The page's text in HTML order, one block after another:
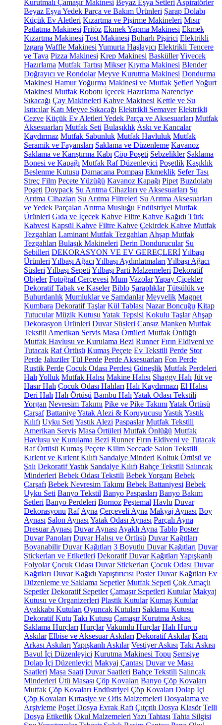
Kurutmalı Çamaşır Makinesi Beyaz Eşya Setleri Aspiratörler
Beyaz Eşya Yedek Parça ve Bakım Ürünleri Şarap Dolabı
Küçük Ev Aletleri Kızartma ve Pişirme Makineleri Mısır
Patlatma Makinesi Fritöz Ekmek Yapma Makinesi Ekmek
Kızartma Makinesi Tost Makinesi Buharlı Pişirici Elektrikli
Izgara Waffle Makinesi Yumurta Haşlayıcı Elektrikli Tencere
ve Tava Pizza Makinesi Krep Makinesi BasküllerYiyecek
Hazırlama Mutfak Tartısı Mikser Kıyma Makinesi Blender
Doğrayıcı ve Rondolar Meyve Kurutma Makinesi Dondurma
Makinesi Hamur Yoğurma Makinesi ve Mutfak Şefleri Yoğurt
Makinesi Mutfak Robotu İçecek Hazırlama Narenciye
Sıkacağı Çay Makineleri Kahve Makinesi Kettle ve Su
Isıtıcılar Katı Meyve Sıkacağı Elektrikli Semaver Elektrikli
Cezve Küçük Ev Aletleri Yedek Parça ve Aksesuarları Mutfak
Aksesuarları Mutfak Seti Bulaşıklık Askı ve Kancalar
Kaydırmaz Mutfak Sabunluk Mutfak Havluluk Mutfak
Seramik ve Fayansları Saklama ve Düzenleme Kavanoz
Saklama ve Karıştırma Kabı Çöp Poşeti Sebzelikler Saklama
Bonesi ve Kapağı Mutfak Raf Düzenleyici Poşetlik Kaşıklık
Beslenme Kutusu Damacana Pompası Ekmeklik Sefer Tası
Streç Film Peçete Yüzüğü Kavanoz Kapağı Pipet Buzdolabı
Poşeti Doypack Su Arıtma Cihazları ve Aksesuarları Su
Arıtma Cihazları Su Arıtma Filtreleri Su Arıtma Aksesuarları
ve Yedek Parçaları Arıtma Musluğu Endüstriyel Mutfak
Ürünleri Gıda ve İçecek Kahve Filtre Kahve Kağıdı Türk
Kahvesi Kapsül Kahve Filtre Kahve Çekirdek Kahve Mutfak
Tezgahları Laminant Mutfak Tezgahları Ahşap Mutfak
Tezgahları Bulaşık Makineleri Derin Dondurucular Su
Sebilleri DEKORASYON VE EV GEREÇLERİYılbaşı
Ürünleri Yılbaşı Ağacı Yılbaşı Aydınlatmaları Yılbaşı Ağacı
Süsleri Yılbaşı Sepeti Yılbaşı Parti Malzemeleri Dekoratif
Objeler Fotoğraf Çerçevesi Mum VazolarYapay Çiçekler
Dekoratif Tabak ve Kaseler Biblo Şaraplıklar Tütsülük ve
Buhurdanlık Mumluklar ve Şamdanlar Meyvelik Magnet
Kumbara Dekoratif Taşlar Kül Tablası Nazar Boncuğu Kitap
Tutucular Müzik Kutusu Yatak Tepsisi Kokulu Taşlar Ahşap
Dekorasyon Ürünleri Duvar Süsleri Cansız Manken Mutfak
Tekstili Amerikan Servis Masa Örtüleri Mutfak Önlüğü
Mutfak Havlusu ve Kurulama Bezi Runner Fırın Eldiveni ve
Tutacak Raf Örtüsü Kumaş Peçete Ev Tekstili Perde Stor
Perde Jaluziler Tül Perde Perde Aksesuarları Fon Perde
Rustik Perde Çocuk Odası Perdesi Güneşlik Mutfak Perdeleri
Halı Yolluk Mutfak Halısı Makine Halısı Shaggy Halı Jüt ve
Hasır Halı Çocuk Odası Halıları Halı Kaydırmazı El Halısı
Deri Halı Halı Örtüsü Bambu Halı Yatak Odası Tekstili
Yorgan Nevresim Takımı Pike ve Pike Takımı Yatak Örtüsü
Çarşaf BattaniyeYatak Alezi & Koruyucusu YastıkYastık
Kılıfı Uyku Seti Yastık Alezi Paspaslar Mutfak Tekstili
Amerikan Servis Masa Örtüleri Mutfak Önlüğü Mutfak
Havlusu ve Kurulama Bezi Runner Fırın Eldiveni ve Tutacak
Raf Örtüsü Kumaş Peçete Kilim Seccade Salon Tekstili
Kırlent ve Kırlent Kılıfı Sandalye Minderi Koltuk Örtüsü ve
Şalı Dekoratif Yastık Sandalye Kılıfı Bahçe Tekstili Salıncak
Minderleri Bebek Odası Tekstili Bebek Yorganı Bebek
Çarşafı Bebek Nevresim Takımı Bebek Battaniyesi Bebek
Uyku Seti Banyo Tekstil Banyo Paspasları Banyo Bakım
Setleri Banyo Perdeleri Bornoz Peştemal Havlu Duvar
Dekorasyonu Raf Ayna Çerçeveli Ayna Makyaj Aynası Boy
Aynası Salon Aynası Yatak Odası Aynası Parçalı Ayna
Dresuar Aynası Duvar Aynası Ayaklı Ayna Tablo Poster
Duvar Panoları Duvar Halısı ve Örtüsü Duvar Kağıtları
Boyanabilir Duvar Kağıtları 3 Boyutlu Duvar Kağıtları Duvar
Stickerları ve Etiketleri Dekoratif Duvar Kağıtları Yapışkanlı
Folyolar Çocuk Odası Duvar Stickerları Çocuk Odası Duvar
Kağıtları Duvar Kağıdı Yapıştırıcısı Poster Duvar Kağıtları Ev
Düzenleme ve Saklama Sepetler Mutfak Sepeti Çok Amaçlı
Sepetler Dekoratif Sepetler Çamaşır Sepetleri Kutular Makyaj
Kutusu ve Organizerleri Plastik Kutular Kumaş Kutular
Ayakkabı Kutuları Oyuncak Kutuları Saklama Kutusu
Dekoratif Kutu Takı Kutusu Çamaşır Kurutma Askısı
Saklama Hurçları Hurçlar Vakumlu Hurçlar Halı Hurcu
Askılar Elbise ve Aksesuar Askıları Dekoratif Askılar Kapı
Arkası Askıları Yapışkanlı Askılar Vestiyer Askısı Takı Askısı
Bavul İçi Düzenleyici Kurutma Makinesi Topu Şemsiye
Dolap İçi Düzenleyici Makyaj Çantası Duvar ve Masa
Saatleri Masa Saati Duvar Saatleri Bahçe Tekstili Salıncak
Minderleri Ütü Masası Çöp Kovaları Banyo Çöp Kovaları
Mutfak Çöp Kovaları Endüstriyel Çöp Kovaları Dolap İçi
Çöp Kovaları Kırtasiye ve Ofis Malzemeleri Dosyalama ve
Arşivleme Poşet Dosya Evrak Rafı Çıtçıtlı Dosya Klasör Telli
Dosya Etiketlik Okul Malzemeleri Yazı Tahtası Tahta Silgisi